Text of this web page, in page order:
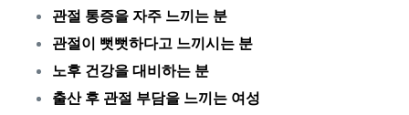
관절 통증을 자주 느끼는 분
관절이 뻣뻣하다고 느끼시는 분
노후 건강을 대비하는 분
출산 후 관절 부담을 느끼는 여성